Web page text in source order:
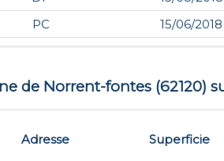
PC 15/06/2018
de Norrent-fontes (62120)
Adresse Superficie